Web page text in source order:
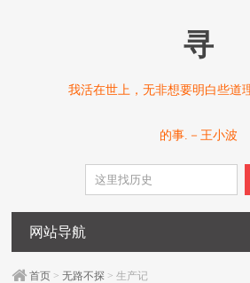
寻
我活在世上，无非想要明白些道
的事.－王小波
网站导航
首页 >无路不探 > 生产记